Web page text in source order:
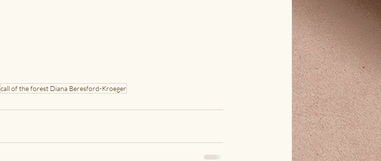
call of the forest Diana Beresford-Kroeger